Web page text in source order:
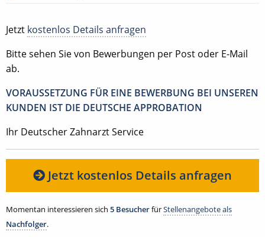
Jetzt kostenlos Details anfragen
Bitte sehen Sie von Bewerbungen per Post oder E-Mail
ab.
VORAUSSETZUNG FÜR EINE BEWERBUNG BEI UNSEREN
KUNDEN IST DIE DEUTSCHE APPROBATION
Ihr Deutscher Zahnarzt Service
Jetzt kostenlos Details anfragen
Momentan interessieren sich 5 BesucherfürStellenangebote als
Nachfolger.